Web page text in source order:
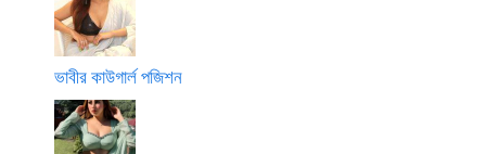
ভাবীর কাউগার্ল পজিশন